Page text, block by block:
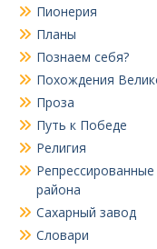
Пионерия
Планы
Познаем себя?
Похождения
Проза
Путь к Победе
Религия
района
Сахарный завод
Словари